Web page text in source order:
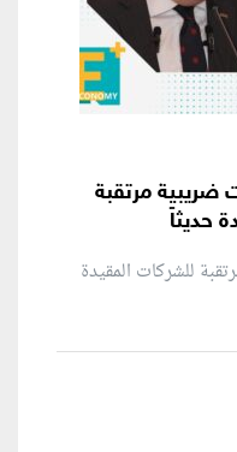
ضريبية مرتقبة
حديثاً
للشركات المقيدة